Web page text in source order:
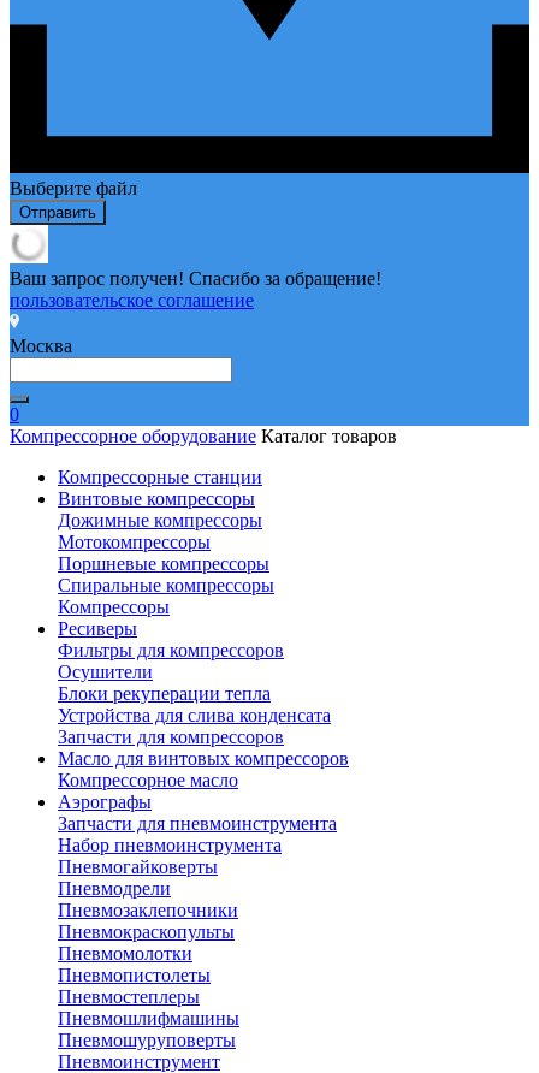
Выберите файл
Отправить
Ваш запрос получен! Спасибо за обращение!
пользовательское соглашение
Москва
0
Компрессорное оборудование Каталог товаров
Компрессорные станции
Винтовые компрессоры
Дожимные компрессоры
Мотокомпрессоры
Поршневые компрессоры
Спиральные компрессоры
Компрессоры
Ресиверы
Фильтры для компрессоров
Осушители
Блоки рекуперации тепла
Устройства для слива конденсата
Запчасти для компрессоров
Масло для винтовых компрессоров
Компрессорное масло
Аэрографы
Запчасти для пневмоинструмента
Набор пневмоинструмента
Пневмогайковерты
Пневмодрели
Пневмозаклепочники
Пневмокраскопульты
Пневмомолотки
Пневмопистолеты
Пневмостеплеры
Пневмошлифмашины
Пневмошуруповерты
Пневмоинструмент